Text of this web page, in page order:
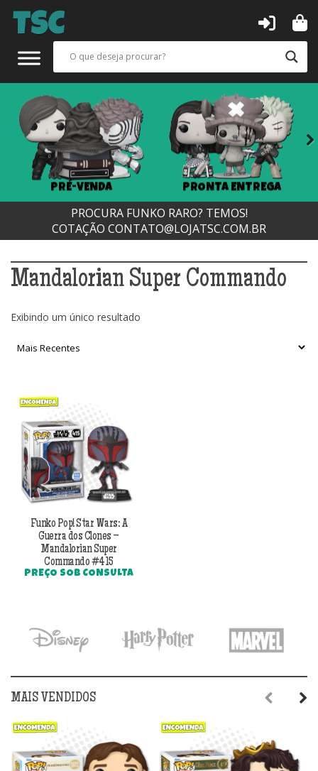
PRÉ-VENDA PRONTA ENTREGA
PROCURA FUNKO RARO? TEMOS!
COTAÇÃO CONTATO@LOJATSC.COM.BR
Mandalorian Super Commando
Exibindo um único resultado
Funko Pop! Star Wars: A
Guerra dos Clones –
Mandalorian Super
Commando #415
PREÇO SOB CONSULTA
MAIS VENDIDOS